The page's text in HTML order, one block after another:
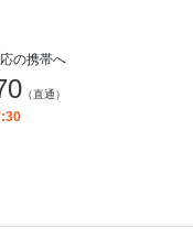
の携帯へ
（直通）